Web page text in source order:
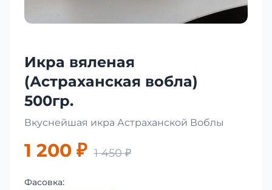
Икра вяленая
(Астраханская вобла)
500гр.
Вкуснейшая икра Астраханской Воблы
1 200 ₽ 1 450 ₽
Фасовка: